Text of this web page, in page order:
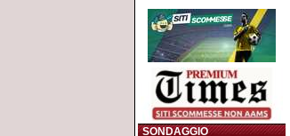
SONDAGGIO